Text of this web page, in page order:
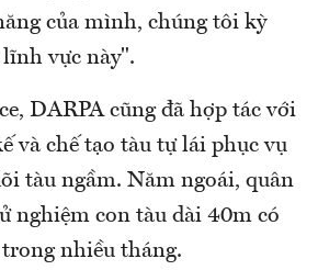
của mình, chúng tôi kỳ
lĩnh vực này".
DARPA cũng đã hợp tác với
và chế tạo tàu tự lái phục vụ
tàu ngầm. Năm ngoái, quân
nghiệm con tàu dài 40m có
nhiều tháng.